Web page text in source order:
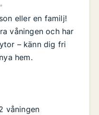
eller en familj!
våningen och har
– känn dig fri
hem.
våningen